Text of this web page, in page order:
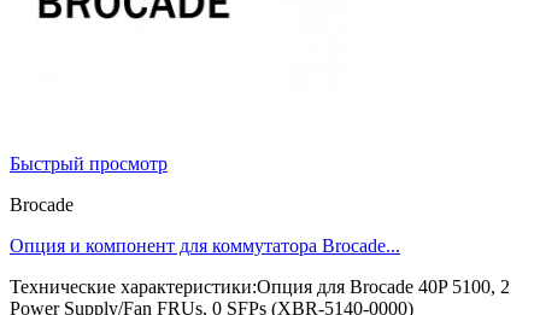
Быстрый просмотр
Brocade
Опция и компонент для коммутатора Brocade...
Технические характеристики:Опция для Brocade 40P 5100, 2
Power Supply/Fan FRUs, 0 SFPs (XBR-5140-0000)